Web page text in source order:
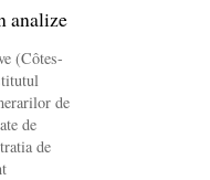
analize
(Côtes-
de
de
de